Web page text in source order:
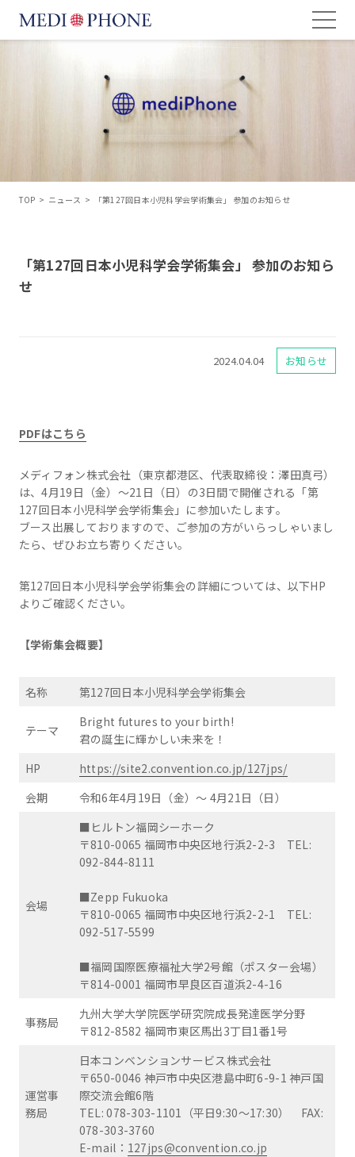
TOP > ニュース > 「第127回日本小児科学会学術集会」 参加のお知らせ
「第127回日本小児科学会学術集会」 参加のお知ら
せ
2024.04.04 お知らせ
PDFはこちら
メディフォン株式会社（東京都港区、代表取締役：澤田真弓）
は、4月19日（金）～21日（日）の3日間で開催される「第
127回日本小児科学会学術集会」に参加いたします。
ブース出展しておりますので、ご参加の方がいらっしゃいまし
たら、ぜひお立ち寄りください。
第127回日本小児科学会学術集会の詳細については、以下HP
よりご確認ください。
【学術集会概要】
名称 第127回日本小児科学会学術集会
テーマ
Bright futures to your birth!
君の誕生に輝かしい未来を！
HP
https://site2.convention.co.jp/127jps/
会期
令和6年4月19日（金）〜 4月21日（日）
会場
■ヒルトン福岡シーホーク
〒810-0065 福岡市中央区地行浜2-2-3 TEL:
092-844-8111
■Zepp Fukuoka
〒810-0065 福岡市中央区地行浜2-2-1 TEL:
092-517-5599
■福岡国際医療福祉大学2号館（ポスター会場）
〒814-0001 福岡市早良区百道浜2-4-16
事務局
九州大学大学院医学研究院成長発達医学分野
〒812-8582 福岡市東区馬出3丁目1番1号
運営事
務局
日本コンベンションサービス株式会社
〒650-0046 神戸市中央区港島中町6-9-1 神戸国
際交流会館6階
TEL: 078-303-1101（平日9:30～17:30） FAX:
078-303-3760
E-mail： 127jps@convention.co.jp